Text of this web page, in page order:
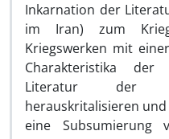
Inkarnation der
im Iran) zum
Kriegswerken mit
Charakteristika
Literatur der
herauskritalisieren
eine Subsumierung